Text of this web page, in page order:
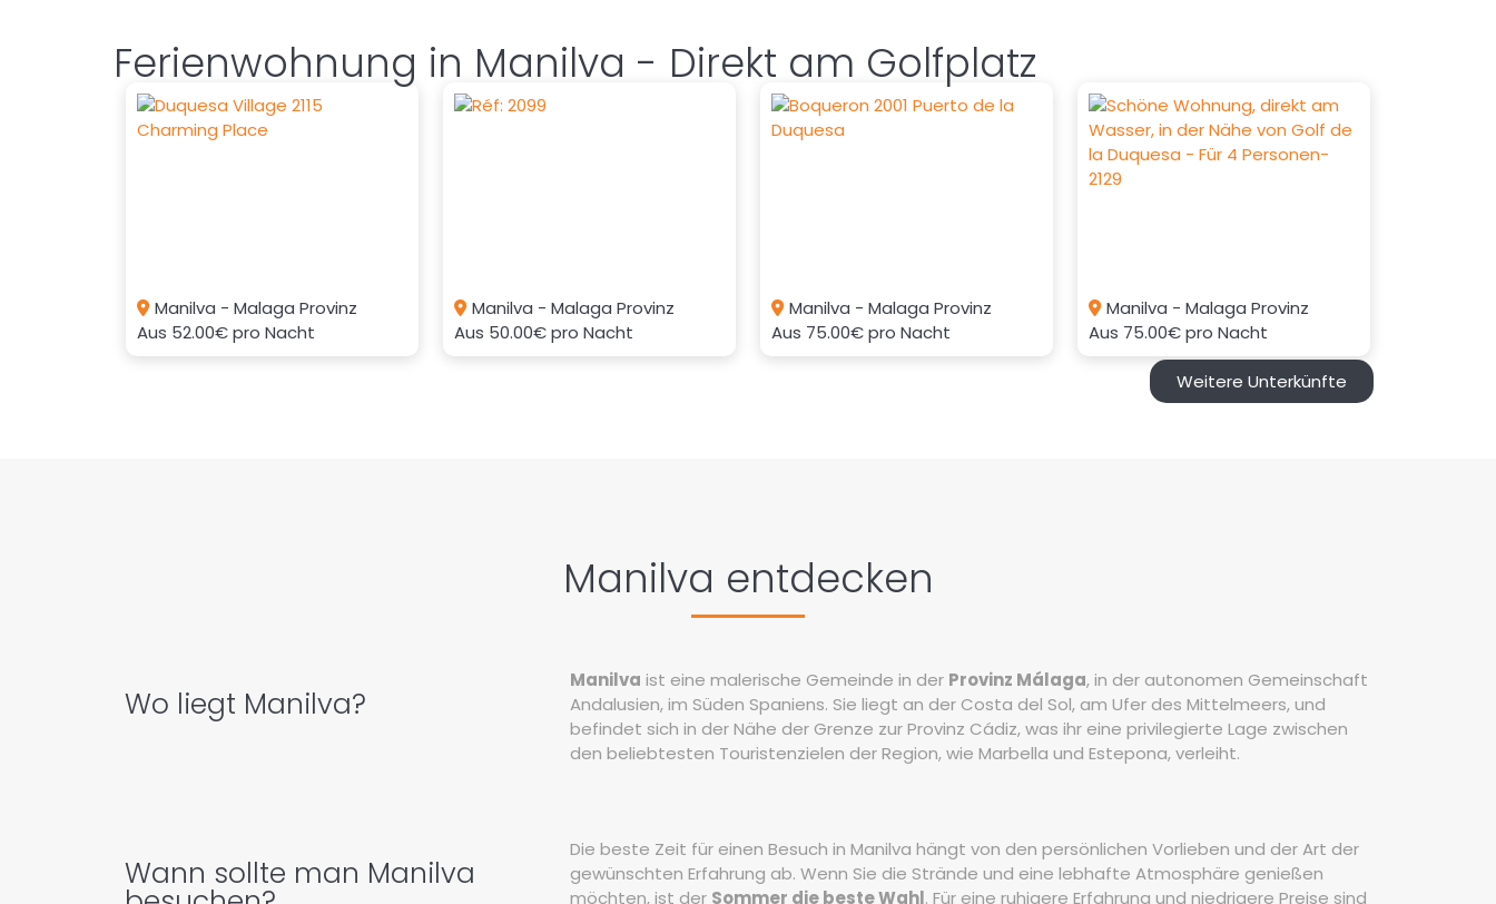
Ferienwohnung in Manilva - Direkt am Golfplatz
Manilva - Malaga Provinz
Aus 52.00€pro Nacht
Manilva - Malaga Provinz
Aus 50.00€pro Nacht
Manilva - Malaga Provinz
Aus 75.00€pro Nacht
Manilva - Malaga Provinz
Aus 75.00€pro Nacht
Weitere Unterkünfte
Manilva entdecken
Wo liegt Manilva?
Manilva ist eine malerische Gemeinde in der Provinz Málaga, in der autonomen Gemeinschaft
Andalusien, im Süden Spaniens. Sie liegt an der Costa del Sol, am Ufer des Mittelmeers, und
befindet sich in der Nähe der Grenze zur Provinz Cádiz, was ihr eine privilegierte Lage zwischen
den beliebtesten Touristenzielen der Region, wie Marbella und Estepona, verleiht.
Wann sollte man Manilva
Die beste Zeit für einen Besuch in Manilva hängt von den persönlichen Vorlieben und der Art der
gewünschten Erfahrung ab. Wenn Sie die Strände und eine lebhafte Atmosphäre genießen
möchten, ist der Sommer die beste Wahl. Für eine ruhigere Erfahrung und niedrigere Preise sind